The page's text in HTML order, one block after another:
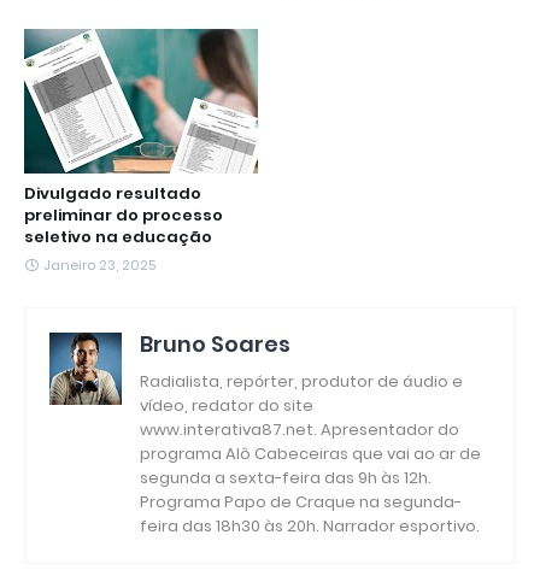
Divulgado resultado
preliminar do processo
seletivo na educação
Janeiro 23, 2025
Bruno Soares
Radialista, repórter, produtor de áudio e
vídeo, redator do site
www.interativa87.net. Apresentador do
programa Alô Cabeceiras que vai ao ar de
segunda a sexta-feira das 9h às 12h.
Programa Papo de Craque na segunda-
feira das 18h30 às 20h. Narrador esportivo.